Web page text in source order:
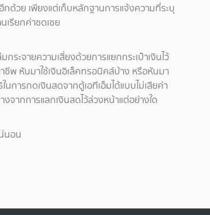
วย เพียงแต่เก็บหลักฐานการแจ้งความที่ระบุ
เรียกค่าชดเชย
ะจายความเสี่ยงด้วยการแยกกระเป๋าเงินไว้
ชีพ หันมาใช้เงินอิเล็คทรอนิคส์บ้าง หรือหันมา
การกดเงินสดจากตู้เอทีเอ็มได้แบบไม่เสียค่า
จากการแลกเงินสดไว้ล่วงหน้าแต่อย่างใด
นอน